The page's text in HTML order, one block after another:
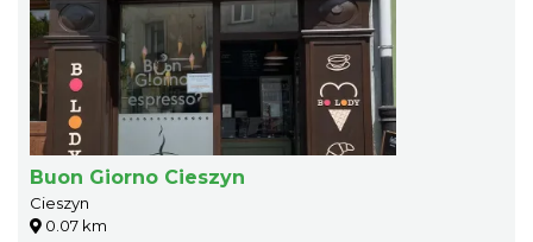
Buon Giorno Cieszyn
Cieszyn
0.07 km